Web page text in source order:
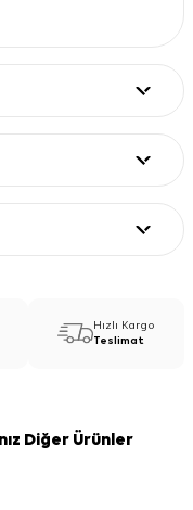
Hızlı Kargo
Teslimat
Diğer Ürünler